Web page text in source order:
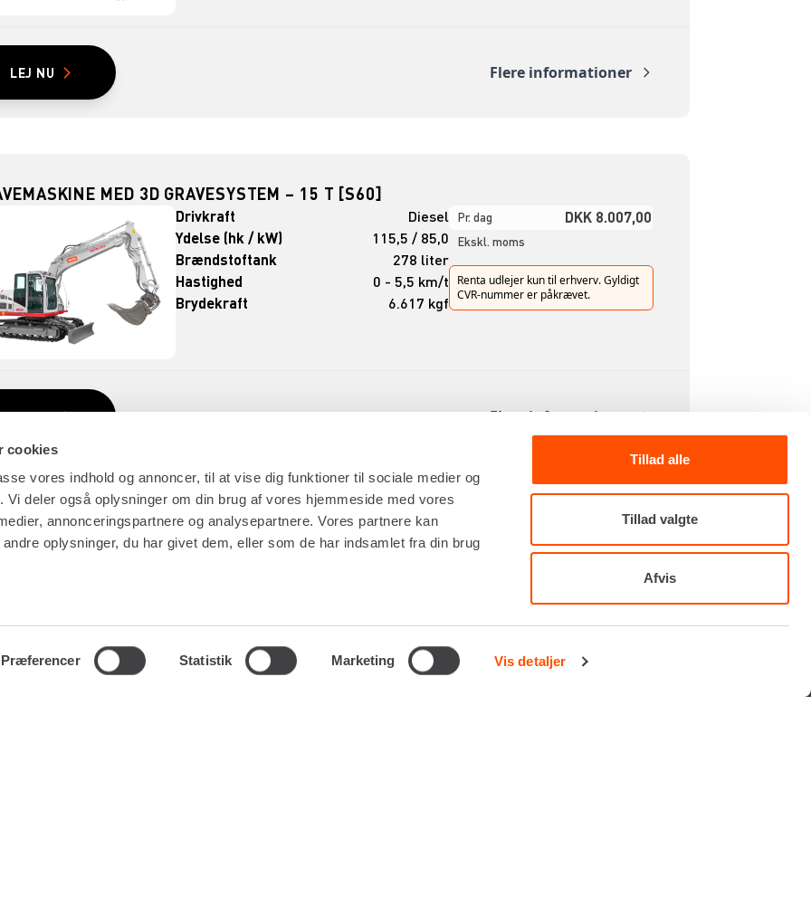
cookies
vores indhold og annoncer, til at vise dig funktioner til sociale medier og
deler også oplysninger om din brug af vores hjemmeside med vores
annonceringspartnere og analysepartnere. Vores partnere kan
oplysninger, du har givet dem, eller som de har indsamlet fra din brug
Præferencer Statistik Marketing Vis detaljer
Tillad alle
Tillad valgte
Afvis
LEJ NU Flere informationer
MED 3D GRAVESYSTEM – 15 T [S60]
Drivkraft
Diesel
Ydelse (hk / kW)
115,5 / 85,0
Brændstoftank
278 liter
Hastighed
0 - 5,5 km/t
Brydekraft
6.617 kgf
Pr. dag DKK 8.007,00
Ekskl. moms
Renta udlejer kun til erhverv. Gyldigt
CVR-nummer er påkrævet.
LEJ NU Flere informationer
LÆS MERE OM RENTA EASY